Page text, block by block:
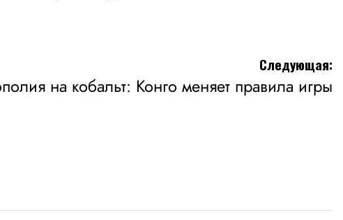
Следующая:
на кобальт: Конго меняет правила игры